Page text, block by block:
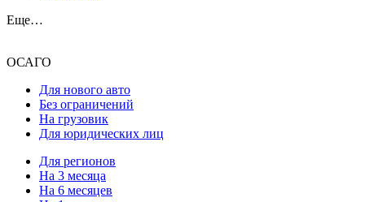
Еще…
ОСАГО
Для нового авто
Без ограничений
На грузовик
Для юридических лиц
Для регионов
На 3 месяца
На 6 месяцев